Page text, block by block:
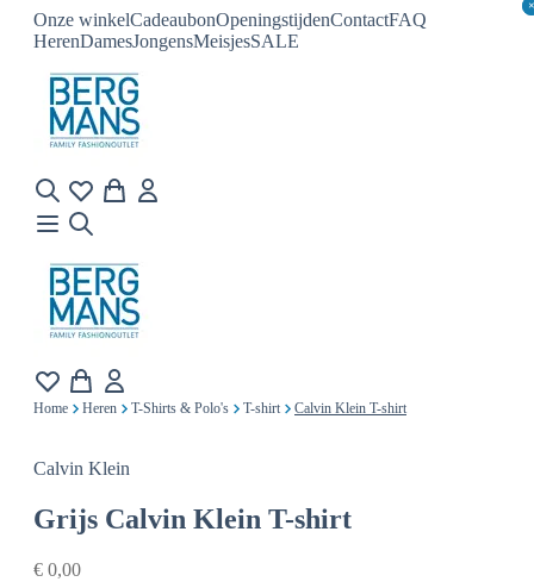
Onze winkelCadeaubonOpeningstijdenContactFAQ
HerenDamesJongensMeisjesSALE
×
×
Home Heren T-Shirts & Polo's T-shirt Calvin Klein T-shirt
Calvin Klein
Grijs Calvin Klein T-shirt
€ 0,00